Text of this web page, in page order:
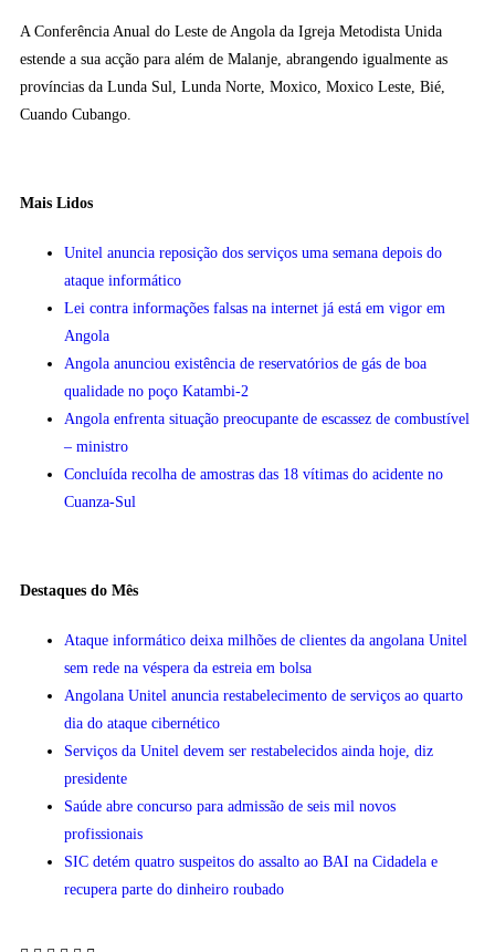
A Conferência Anual do Leste de Angola da Igreja Metodista Unida
estende a sua acção para além de Malanje, abrangendo igualmente as
províncias da Lunda Sul, Lunda Norte, Moxico, Moxico Leste, Bié,
Cuando Cubango.
Mais Lidos
Unitel anuncia reposição dos serviços uma semana depois do
ataque informático
Lei contra informações falsas na internet já está em vigor em
Angola
Angola anunciou existência de reservatórios de gás de boa
qualidade no poço Katambi-2
Angola enfrenta situação preocupante de escassez de combustível
– ministro
Concluída recolha de amostras das 18 vítimas do acidente no
Cuanza-Sul
Destaques do Mês
Ataque informático deixa milhões de clientes da angolana Unitel
sem rede na véspera da estreia em bolsa
Angolana Unitel anuncia restabelecimento de serviços ao quarto
dia do ataque cibernético
Serviços da Unitel devem ser restabelecidos ainda hoje, diz
presidente
Saúde abre concurso para admissão de seis mil novos
profissionais
SIC detém quatro suspeitos do assalto ao BAI na Cidadela e
recupera parte do dinheiro roubado